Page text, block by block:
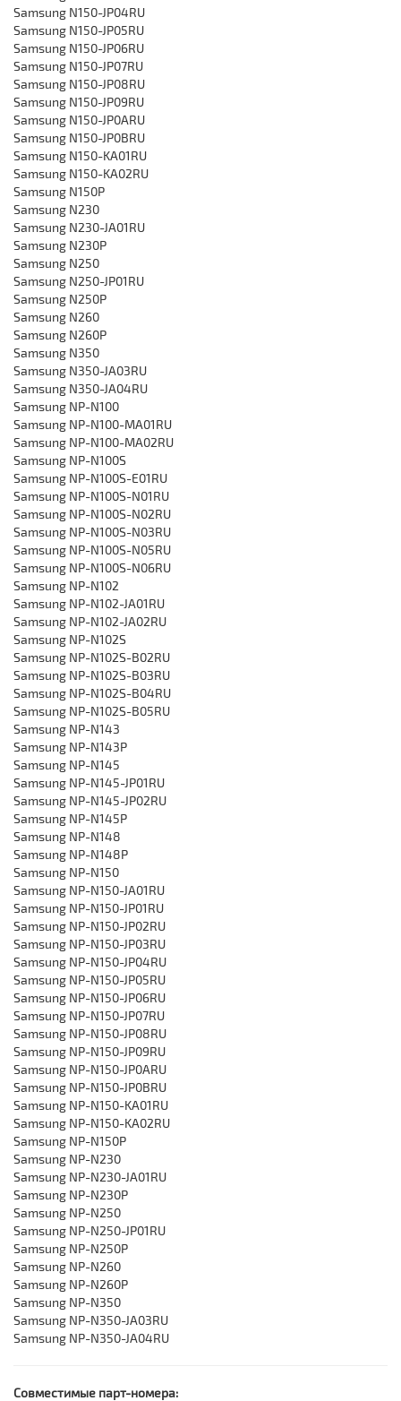
Samsung ‎N150-JP04RU
Samsung ‎N150-JP05RU
Samsung ‎N150-JP06RU
Samsung ‎N150-JP07RU
Samsung ‎N150-JP08RU
Samsung ‎N150-JP09RU
Samsung ‎N150-JP0ARU
Samsung ‎N150-JP0BRU
Samsung N150-KA01RU
Samsung ‎N150-KA02RU
Samsung N150P
Samsung N230
Samsung N230-JA01RU
Samsung N230P
Samsung N250
Samsung N250-JP01RU
Samsung N250P
Samsung N260
Samsung N260P
Samsung N350
Samsung N350-JA03RU
Samsung ‎N350-JA04RU
Samsung NP-N100
Samsung NP-N100-MA01RU
Samsung ‎NP-N100-MA02RU
Samsung NP-N100S
Samsung ‎NP-N100S-E01RU
Samsung ‎NP-N100S-N01RU
Samsung ‎NP-N100S-N02RU
Samsung ‎NP-N100S-N03RU
Samsung NP-N100S-N05RU
‎Samsung NP-N100S-N06RU
Samsung NP-N102
Samsung ‎NP-N102-JA01RU
Samsung NP-N102-JA02RU
Samsung NP-N102S
‎Samsung NP-N102S-B02RU
Samsung ‎NP-N102S-B03RU
Samsung ‎NP-N102S-B04RU
Samsung ‎NP-N102S-B05RU
Samsung NP-N143
Samsung NP-N143P
Samsung NP-N145
Samsung ‎NP-N145-JP01RU
Samsung NP-N145-JP02RU
Samsung NP-N145P
Samsung NP-N148
Samsung NP-N148P
Samsung NP-N150
Samsung ‎NP-N150-JA01RU
Samsung ‎NP-N150-JP01RU
Samsung ‎NP-N150-JP02RU
Samsung ‎NP-N150-JP03RU
Samsung ‎NP-N150-JP04RU
Samsung ‎NP-N150-JP05RU
Samsung ‎NP-N150-JP06RU
Samsung ‎NP-N150-JP07RU
Samsung ‎NP-N150-JP08RU
Samsung ‎NP-N150-JP09RU
Samsung ‎NP-N150-JP0ARU
Samsung ‎NP-N150-JP0BRU
Samsung NP-N150-KA01RU
Samsung ‎NP-N150-KA02RU
Samsung NP-N150P
Samsung NP-N230
Samsung NP-N230-JA01RU
Samsung NP-N230P
Samsung NP-N250
Samsung NP-N250-JP01RU
Samsung NP-N250P
Samsung NP-N260
Samsung NP-N260P
Samsung NP-N350
Samsung NP-N350-JA03RU
Samsung ‎NP-N350-JA04RU
Совместимые парт-номера: